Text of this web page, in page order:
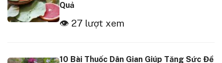
Quả
👁 27 lượt xem
10 Bài Thuốc Dân Gian Giúp Tăng Sức Đề